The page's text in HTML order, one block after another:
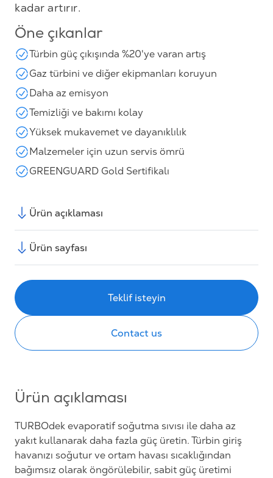
kadar artırır.
Öne çıkanlar
Türbin güç çıkışında %20'ye varan artış
Gaz türbini ve diğer ekipmanları koruyun
Daha az emisyon
Temizliği ve bakımı kolay
Yüksek mukavemet ve dayanıklılık
Malzemeler için uzun servis ömrü
GREENGUARD Gold Sertifikalı
Ürün açıklaması
Ürün sayfası
Teklif isteyin
Contact us
Ürün açıklaması
TURBOdek evaporatif soğutma sıvısı ile daha az
yakıt kullanarak daha fazla güç üretin. Türbin giriş
havanızı soğutur ve ortam havası sıcaklığından
bağımsız olarak öngörülebilir, sabit güç üretimi